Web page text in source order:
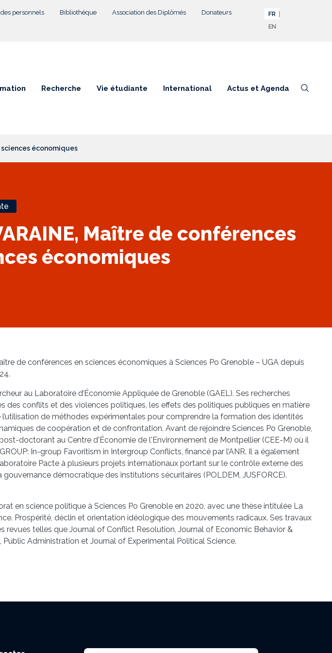
personnels Bibliothèque Association des Diplômés Donateurs
FR
EN
Recherche Vie étudiante International Actus et Agenda
sciences économiques
Maître de conférences
économiques
de conférences en sciences économiques à Sciences Po Grenoble – UGA depuis
au Laboratoire d’Économie Appliquée de Grenoble (GAEL). Ses recherches
des conflits et des violences politiques, les effets des politiques publiques en matière
l’utilisation de méthodes expérimentales pour comprendre la formation des identités
de coopération et de confrontation. Avant de rejoindre Sciences Po Grenoble,
doctorant au Centre d'Économie de l'Environnement de Montpellier (CEE-M) où il
In-group Favoritism in Intergroup Conflicts, financé par l’ANR. Il a également
Pacte à plusieurs projets internationaux portant sur le contrôle externe des
démocratique des institutions sécuritaires (POLDEM, JUSFORCE).
en science politique à Sciences Po Grenoble en 2020, avec une thèse intitulée La
Prospérité, déclin et orientation idéologique des mouvements radicaux. Ses travaux
revues telles que Journal of Conflict Resolution, Journal of Economic Behavior &
Public Administration et Journal of Experimental Political Science.